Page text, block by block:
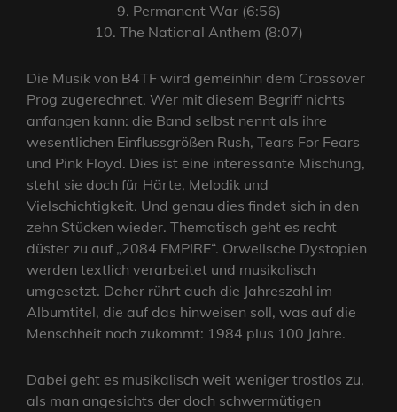
9. Permanent War (6:56)
10. The National Anthem (8:07)
Die Musik von B4TF wird gemeinhin dem Crossover
Prog zugerechnet. Wer mit diesem Begriff nichts
anfangen kann: die Band selbst nennt als ihre
wesentlichen Einflussgrößen Rush, Tears For Fears
und Pink Floyd. Dies ist eine interessante Mischung,
steht sie doch für Härte, Melodik und
Vielschichtigkeit. Und genau dies findet sich in den
zehn Stücken wieder. Thematisch geht es recht
düster zu auf „2084 EMPIRE“. Orwellsche Dystopien
werden textlich verarbeitet und musikalisch
umgesetzt. Daher rührt auch die Jahreszahl im
Albumtitel, die auf das hinweisen soll, was auf die
Menschheit noch zukommt: 1984 plus 100 Jahre.
Dabei geht es musikalisch weit weniger trostlos zu,
als man angesichts der doch schwermütigen